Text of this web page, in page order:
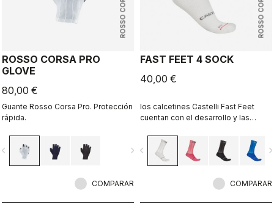
ROSSO CORSA
ROSSO CORSA PRO
GLOVE
80,00 €
Guante Rosso Corsa Pro. Protección
rápida.
navigate_next
COMPARAR
ROSSO CORSA
FAST FEET 4 SOCK
40,00 €
los calcetines Castelli Fast Feet
cuentan con el desarrollo y las
prestaciones aerodinámicas.
navigate_before
COMPARAR